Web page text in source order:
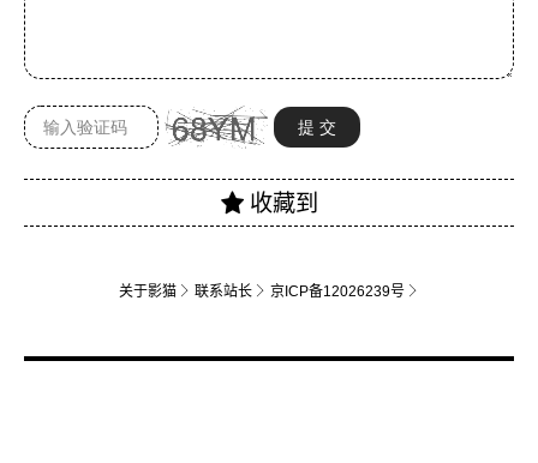
关于影猫 联系站长 京ICP备12026239号